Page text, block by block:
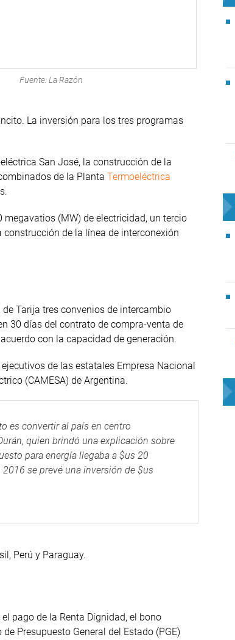
Fuente: La Razón
La inversión para los tres programas
San José, la construcción de la
de la Planta Termoeléctrica
megavatios (MW) de electricidad, un tercio
de la línea de interconexión
Tarija tres convenios de intercambio
30 días del contrato de compra-venta de
con la capacidad de generación.
de las estatales Empresa Nacional
(CAMESA) de Argentina.
es convertir al país en centro
quien brindó una explicación sobre
para energía llegaba a $us 20
se prevé una inversión de $us
Perú y Paraguay.
pago de la Renta Dignidad, el bono
Presupuesto General del Estado (PGE)